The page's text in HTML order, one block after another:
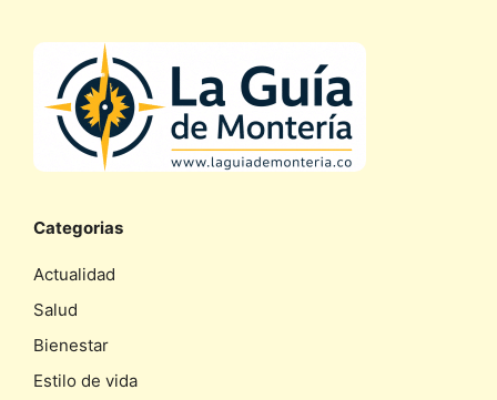
Categorias
Actualidad
Salud
Bienestar
Estilo de vida